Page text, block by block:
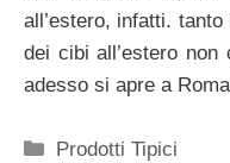
all’estero, infatti.
dei cibi all’estero
adesso si apre a
Categorie
Prodotti Tipici